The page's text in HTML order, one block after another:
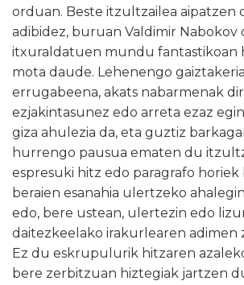
orduan. Beste itzultzailea aipatzen
adibidez, buruan Valdimir Nabokov
itxuraldatuen mundu fantastikoan
mota daude. Lehenengo
errugabeena, akats nabarmenak
ezjakintasunez edo arreta ezaz
giza ahulezia da, eta guztiz
hurrengo pausua ematen du
espresuki hitz edo paragrafo
beraien esanahia ulertzeko
edo, bere ustean, ulertezin edo
daitezkeelako irakurlearen adimen
Ez du eskrupulurik hitzaren
bere zerbitzuan hiztegiak jartzen